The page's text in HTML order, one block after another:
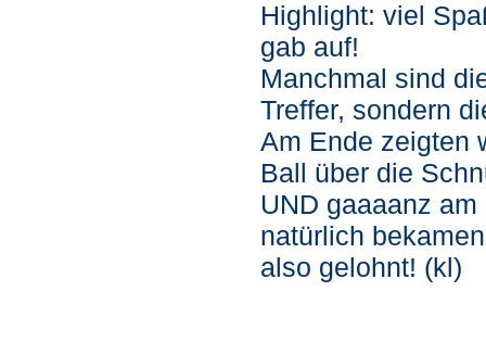
Highlight: viel
gab auf!
Manchmal sind
Treffer, sondern
Am Ende zeigten
Ball über die
UND gaaaanz
natürlich
also gelohnt! (kl)